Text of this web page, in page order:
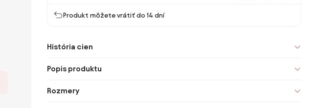
Produkt môžete vrátiť do 14 dní
História cien
Popis produktu
Rozmery